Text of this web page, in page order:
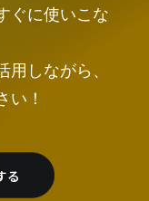
ぐに使いこな
しながら、
い！
る